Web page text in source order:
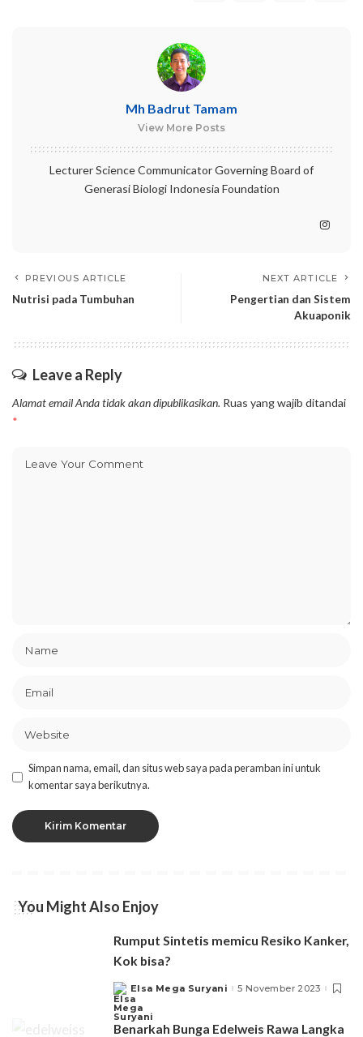
Mh Badrut Tamam
View More Posts
Lecturer Science Communicator Governing Board of
Generasi Biologi Indonesia Foundation
PREVIOUS ARTICLE
Nutrisi pada Tumbuhan
NEXT ARTICLE
Pengertian dan Sistem
Akuaponik
Leave a Reply
Alamat email Anda tidak akan dipublikasikan. Ruas yang wajib ditandai
*
Simpan nama, email, dan situs web saya pada peramban ini untuk
komentar saya berikutnya.
You Might Also Enjoy
Rumput Sintetis memicu Resiko Kanker,
Kok bisa?
Posted
by
Elsa Mega Suryani 5 November 2023
Benarkah Bunga Edelweis Rawa Langka